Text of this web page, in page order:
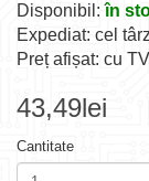
Disponibil:în
Expediat: cel
Preț afișat: cu
43,49lei
Cantitate